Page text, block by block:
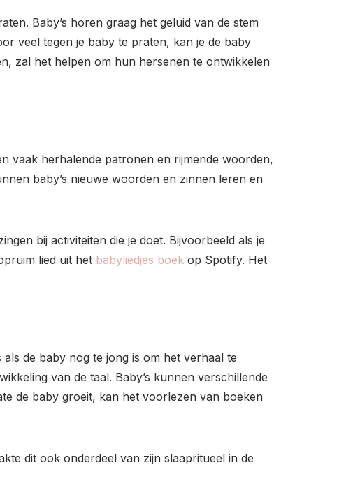
Baby’s horen graag het geluid van de stem
veel tegen je baby te praten, kan je de baby
zal het helpen om hun hersenen te ontwikkelen
vaak herhalende patronen en rijmende woorden,
baby’s nieuwe woorden en zinnen leren en
bij activiteiten die je doet. Bijvoorbeeld als je
lied uit het babyliedjes boek op Spotify. Het
de baby nog te jong is om het verhaal te
van de taal. Baby’s kunnen verschillende
de baby groeit, kan het voorlezen van boeken
dit ook onderdeel van zijn slaapritueel in de